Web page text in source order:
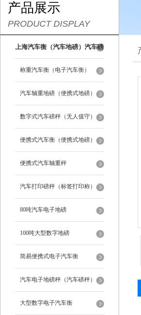
产品展示
PRODUCT DISPLAY
上海汽车衡（汽车地磅）汽车磅
秤称重汽车衡（电子汽车衡）
汽车轴重地磅（便携式地磅）
数字式汽车磅秤（无人值守）
便携式汽车衡（便携式地磅）
便携式汽车轴重秤
汽车打印磅秤（标签打印称）
80吨汽车电子地磅
100吨大型数字地磅
简易便携式电子汽车衡
汽车电子地磅秤（汽车磅秤）
大型数字电子汽车衡